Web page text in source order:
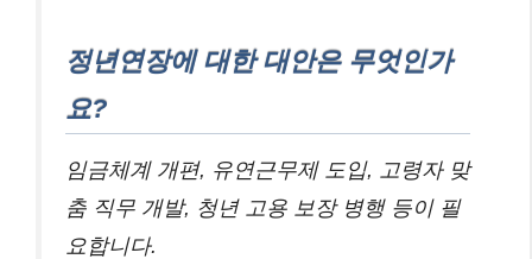
정년연장에 대한 대안은 무엇인가
요?
임금체계 개편, 유연근무제 도입, 고령자 맞
춤 직무 개발, 청년 고용 보장 병행 등이 필
요합니다.